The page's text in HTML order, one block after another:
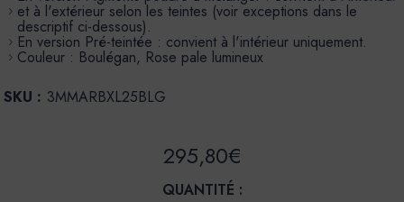
et à l'extérieur selon les teintes (voir exceptions dans le
descriptif ci-dessous).
En version Pré-teintée : convient à l'intérieur uniquement.
Couleur : Boulégan, Rose pale lumineux
SKU : 3MMARBXL25BLG
295,80€
QUANTITÉ :